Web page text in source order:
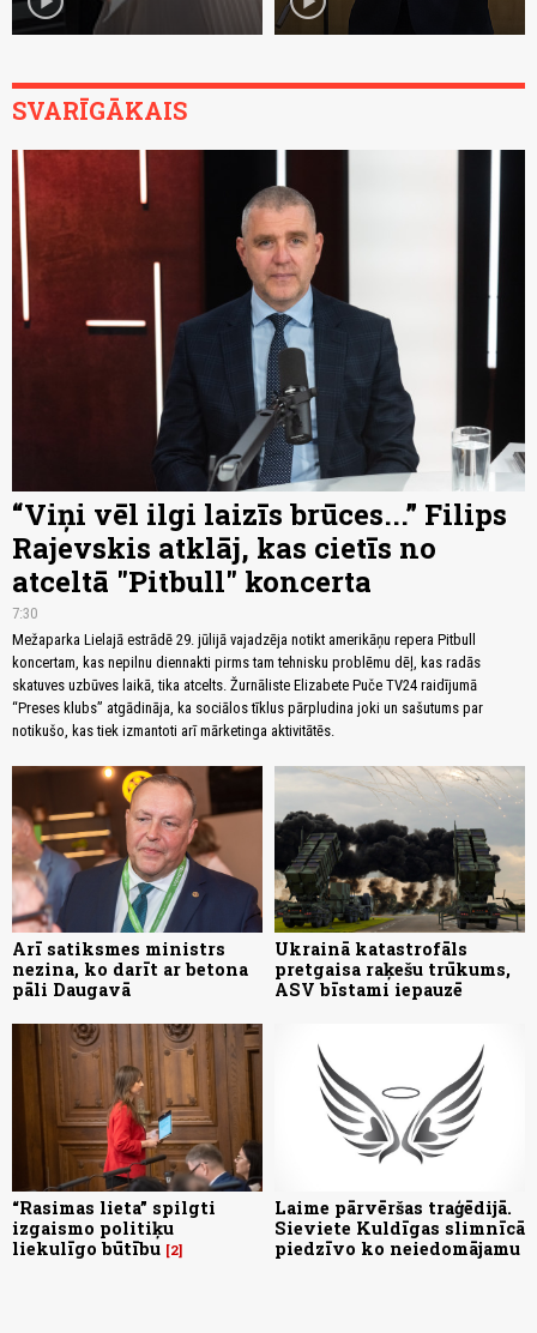
SVARĪGĀKAIS
“Viņi vēl ilgi laizīs brūces...” Filips
Rajevskis atklāj, kas cietīs no
atceltā "Pitbull" koncerta
7:30
Mežaparka Lielajā estrādē 29. jūlijā vajadzēja notikt amerikāņu repera Pitbull
koncertam, kas nepilnu diennakti pirms tam tehnisku problēmu dēļ, kas radās
skatuves uzbūves laikā, tika atcelts. Žurnāliste Elizabete Puče TV24 raidījumā
“Preses klubs” atgādināja, ka sociālos tīklus pārpludina joki un sašutums par
notikušo, kas tiek izmantoti arī mārketinga aktivitātēs.
Arī satiksmes ministrs
nezina, ko darīt ar betona
pāli Daugavā
Ukrainā katastrofāls
pretgaisa raķešu trūkums,
ASV bīstami iepauzē
“Rasimas lieta” spilgti
izgaismo politiķu
liekulīgo būtību 2
Laime pārvēršas traģēdijā.
Sieviete Kuldīgas slimnīcā
piedzīvo ko neiedomājamu